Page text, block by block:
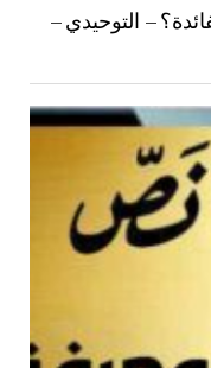
– التوحيدي –